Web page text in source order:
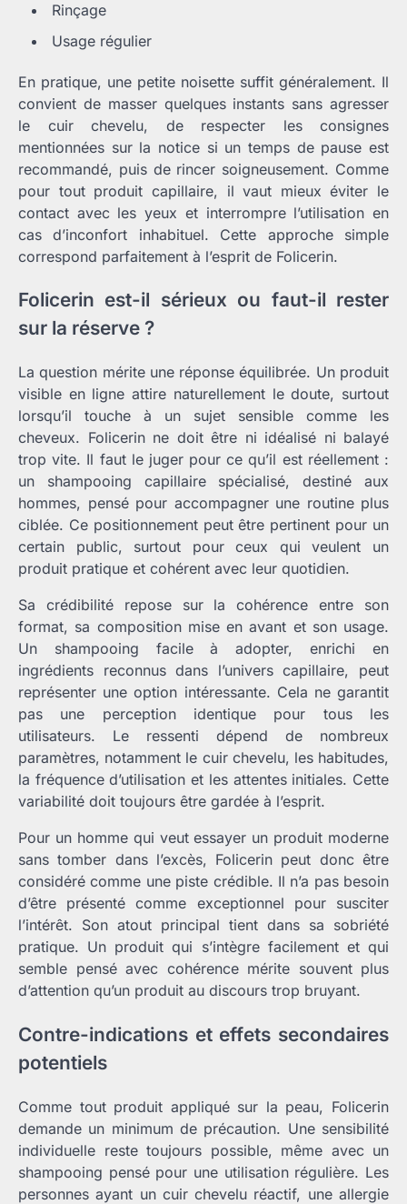
Rinçage
Usage régulier
En pratique, une petite noisette suffit généralement. Il
convient de masser quelques instants sans agresser
le cuir chevelu, de respecter les consignes
mentionnées sur la notice si un temps de pause est
recommandé, puis de rincer soigneusement. Comme
pour tout produit capillaire, il vaut mieux éviter le
contact avec les yeux et interrompre l’utilisation en
cas d’inconfort inhabituel. Cette approche simple
correspond parfaitement à l’esprit de Folicerin.
Folicerin est-il sérieux ou faut-il rester
sur la réserve ?
La question mérite une réponse équilibrée. Un produit
visible en ligne attire naturellement le doute, surtout
lorsqu’il touche à un sujet sensible comme les
cheveux. Folicerin ne doit être ni idéalisé ni balayé
trop vite. Il faut le juger pour ce qu’il est réellement :
un shampooing capillaire spécialisé, destiné aux
hommes, pensé pour accompagner une routine plus
ciblée. Ce positionnement peut être pertinent pour un
certain public, surtout pour ceux qui veulent un
produit pratique et cohérent avec leur quotidien.
Sa crédibilité repose sur la cohérence entre son
format, sa composition mise en avant et son usage.
Un shampooing facile à adopter, enrichi en
ingrédients reconnus dans l’univers capillaire, peut
représenter une option intéressante. Cela ne garantit
pas une perception identique pour tous les
utilisateurs. Le ressenti dépend de nombreux
paramètres, notamment le cuir chevelu, les habitudes,
la fréquence d’utilisation et les attentes initiales. Cette
variabilité doit toujours être gardée à l’esprit.
Pour un homme qui veut essayer un produit moderne
sans tomber dans l’excès, Folicerin peut donc être
considéré comme une piste crédible. Il n’a pas besoin
d’être présenté comme exceptionnel pour susciter
l’intérêt. Son atout principal tient dans sa sobriété
pratique. Un produit qui s’intègre facilement et qui
semble pensé avec cohérence mérite souvent plus
d’attention qu’un produit au discours trop bruyant.
Contre-indications et effets secondaires
potentiels
Comme tout produit appliqué sur la peau, Folicerin
demande un minimum de précaution. Une sensibilité
individuelle reste toujours possible, même avec un
shampooing pensé pour une utilisation régulière. Les
personnes ayant un cuir chevelu réactif, une allergie